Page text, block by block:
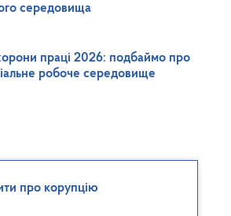
середовища
праці 2026: подбаймо про
робоче середовище
про корупцію